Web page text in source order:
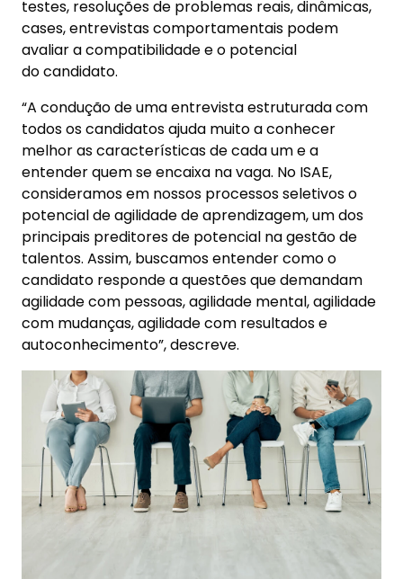
testes, resoluções de problemas reais, dinâmicas,
cases, entrevistas comportamentais podem
avaliar a compatibilidade e o potencial
do candidato.
“A condução de uma entrevista estruturada com
todos os candidatos ajuda muito a conhecer
melhor as características de cada um e a
entender quem se encaixa na vaga. No ISAE,
consideramos em nossos processos seletivos o
potencial de agilidade de aprendizagem, um dos
principais preditores de potencial na gestão de
talentos. Assim, buscamos entender como o
candidato responde a questões que demandam
agilidade com pessoas, agilidade mental, agilidade
com mudanças, agilidade com resultados e
autoconhecimento”, descreve.